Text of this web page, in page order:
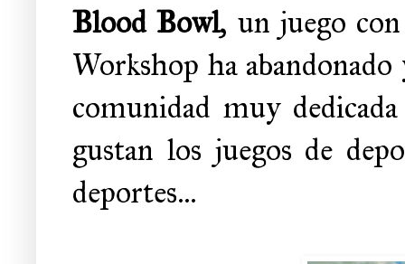
Blood Bowl, un juego con
Workshop ha
comunidad muy
gustan los juegos de
deportes...